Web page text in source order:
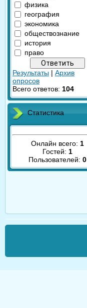
физика
география
экономика
обществознание
история
право
Результаты | Архив
опросов
Всего ответов: 104
Статистика
Онлайн всего: 1
Гостей: 1
Пользователей: 0